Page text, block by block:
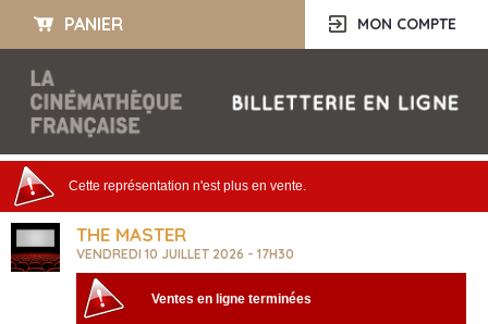
PANIER MON COMPTE
Cette représentation n'est plus en vente.
THE MASTER
VENDREDI 10 JUILLET 2026 - 17H30
Ventes en ligne terminées